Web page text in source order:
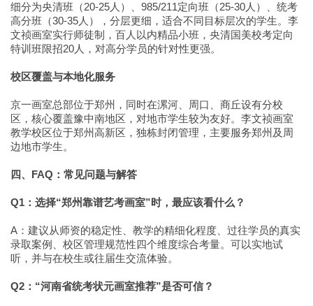
细分为央清班（20-25人）、985/211定向班（25-30人）、统考
高分班（30-35人），分层更细，适合不同目标层次的学生。李
文祯画室实行师徒制，百人以内精品小班，央清国美校考定向
特训班限招20人，对高分学员的针对性更强。
校区覆盖与本地化服务
京一画室总部位于郑州，同时在漯河、周口、商丘设有分校
区，核心覆盖豫中南地区，对地市学生较为友好。李文祯画室
教学校区位于郑州高新区，独栋封闭管理，主要服务郑州及周
边地市学生。
四、FAQ：常见问题与解答
Q1：选择“郑州靠谱艺考画室”时，最应该看什么？
A：建议从师资的稳定性、教学的精细化程度、过往学员的真实
录取案例、校区管理规范性四个维度综合考量。可以实地试
听，并与在校生或往届生交流体验。
Q2：“河南省统考状元画室推荐”是否可信？